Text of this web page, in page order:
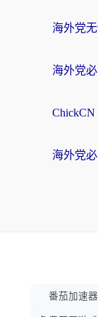
番茄加速器